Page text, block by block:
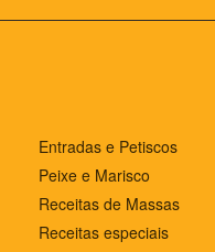
Entradas e Petiscos
Peixe e Marisco
Receitas de Massas
Receitas especiais